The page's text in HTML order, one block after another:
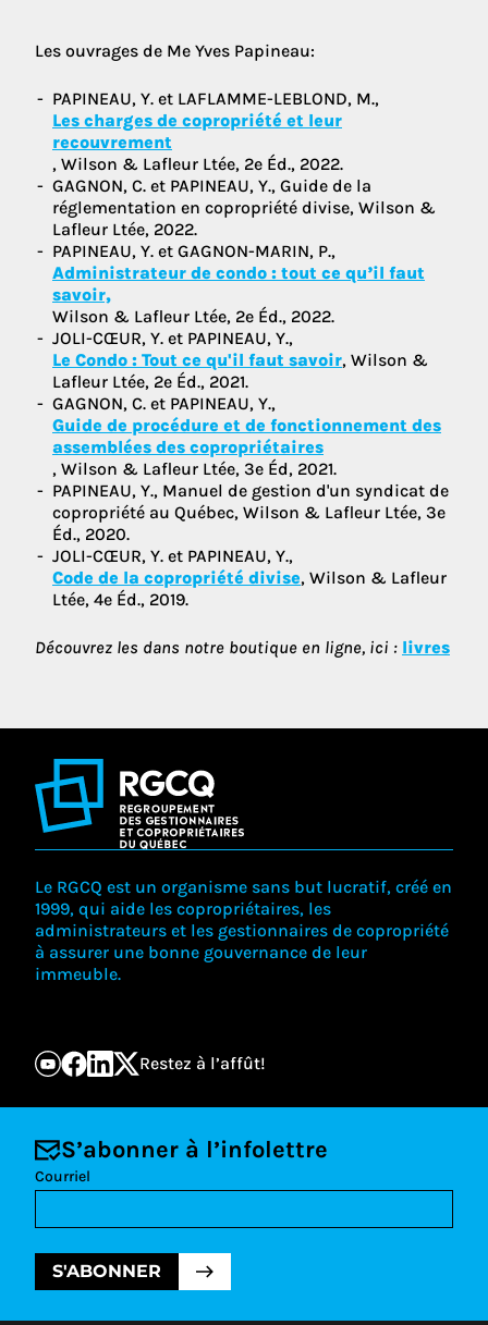
Les ouvrages de Me Yves Papineau:
PAPINEAU, Y. et LAFLAMME-LEBLOND, M.,
Les charges de copropriété et leur
recouvrement
, Wilson & Lafleur Ltée, 2e Éd., 2022.
GAGNON, C. et PAPINEAU, Y., Guide de la
réglementation en copropriété divise, Wilson &
Lafleur Ltée, 2022.
PAPINEAU, Y. et GAGNON-MARIN, P.,
Administrateur de condo : tout ce qu’il faut
savoir,
Wilson & Lafleur Ltée, 2e Éd., 2022.
JOLI-CŒUR, Y. et PAPINEAU, Y.,
Le Condo : Tout ce qu'il faut savoir, Wilson &
Lafleur Ltée, 2e Éd., 2021.
GAGNON, C. et PAPINEAU, Y.,
Guide de procédure et de fonctionnement des
assemblées des copropriétaires
, Wilson & Lafleur Ltée, 3e Éd, 2021.
PAPINEAU, Y., Manuel de gestion d'un syndicat de
copropriété au Québec, Wilson & Lafleur Ltée, 3e
Éd., 2020.
JOLI-CŒUR, Y. et PAPINEAU, Y.,
Code de la copropriété divise, Wilson & Lafleur
Ltée, 4e Éd., 2019.
Découvrez les dans notre boutique en ligne, ici : livres
Le RGCQ est un organisme sans but lucratif, créé en
1999, qui aide les copropriétaires, les
administrateurs et les gestionnaires de copropriété
à assurer une bonne gouvernance de leur
immeuble.
Restez à l’affût!
S’abonner à l’infolettre
Courriel
S'ABONNER